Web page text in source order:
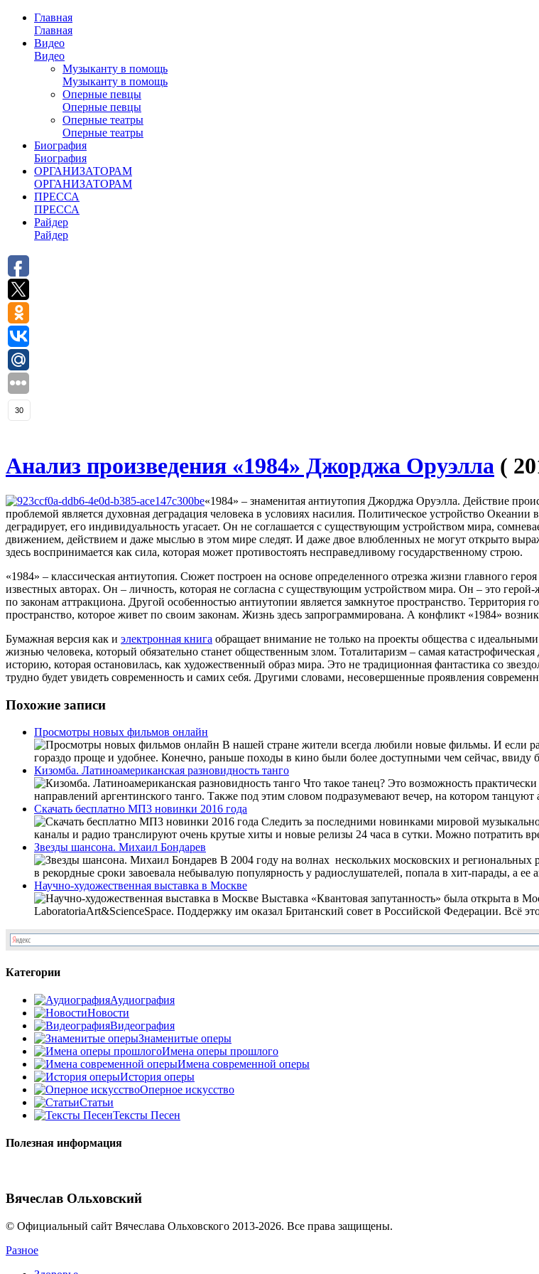
Главная
Главная
Видео
Видео
Музыканту в помощь
Музыканту в помощь
Оперные певцы
Оперные певцы
Оперные театры
Оперные театры
Биография
Биография
ОРГАНИЗАТОРАМ
ОРГАНИЗАТОРАМ
ПРЕССА
ПРЕССА
Райдер
Райдер
30
Анализ произведения «1984» Джорджа Оруэлла (
«1984» – знаменитая антиутопия Джорджа Оруэлла. Действие
проблемой является духовная деградация человека в условиях насилия. Политическое устройство
деградирует, его индивидуальность угасает. Он не соглашается с существующим устройством мира,
движением, действием и даже мыслью в этом мире следят. И даже двое влюбленных не могут открыто
здесь воспринимается как сила, которая может противостоять несправедливому государственному строю.
«1984» – классическая антиутопия. Сюжет построен на основе определенного отрезка жизни главного
известных авторах. Он – личность, которая не согласна с существующим устройством мира. Он – это
по законам аттракциона. Другой особенностью антиутопии является замкнутое пространство. Территория
пространство, которое живет по своим законам. Жизнь здесь запрограммирована. А конфликт «1984» возник
Бумажная версия как и электронная книга обращает внимание не только на проекты общества с
жизнью человека, который обязательно станет общественным злом. Тоталитаризм – самая
историю, которая остановилась, как художественный образ мира. Это не традиционная фантастика со
трудно будет увидеть современность и самих себя. Другими словами, несовершенные проявления
Похожие записи
Просмотры новых фильмов онлайн
В нашей стране жители всегда любили новые фильмы. И если
гораздо проще и удобнее. Конечно, раньше походы в кино были более доступными чем сейчас, ввиду
Кизомба. Латиноамериканская разновидность танго
Что такое танец? Это возможность
направлений аргентинского танго. Также под этим словом подразумевают вечер, на котором танцуют
Скачать бесплатно МП3 новинки 2016 года
Следить за последними новинками мировой
каналы и радио транслируют очень крутые хиты и новые релизы 24 часа в сутки. Можно потратить
Звезды шансона. Михаил Бондарев
В 2004 году на волнах нескольких московских и
в рекордные сроки завоевала небывалую популярность у радиослушателей, попала в хит-парады, а ее
Научно-художественная выставка в Москве
Выставка «Квантовая запутанность» была открыта в
LaboratoriaArt&ScienceSpace. Поддержку им оказал Британский совет в Российской Федерации. Всё
Категории
Аудиография
Новости
Видеография
Знаменитые оперы
Имена оперы прошлого
Имена современной оперы
История оперы
Оперное искусство
Статьи
Тексты Песен
Полезная информация
Вячеслав Ольховский
© Официальный сайт Вячеслава Ольховского 2013-2026. Все права защищены.
Разное